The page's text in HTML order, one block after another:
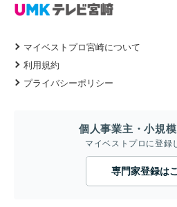
マイベストプロ宮崎について
利用規約
プライバシーポリシー
個人事業主・小規
マイベストプロに登録
専門家登録は